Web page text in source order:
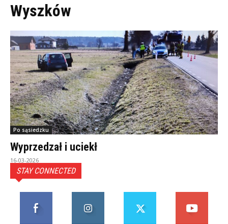
Wyszków
Po sąsiedzku
Wyprzedzał i uciekł
16-03-2026
STAY CONNECTED